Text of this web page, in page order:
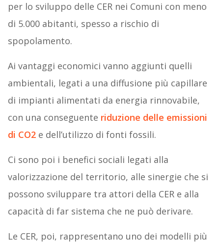
per lo sviluppo delle CER nei Comuni con meno
di 5.000 abitanti, spesso a rischio di
spopolamento.
Ai vantaggi economici vanno aggiunti quelli
ambientali, legati a una diffusione più capillare
di impianti alimentati da energia rinnovabile,
con una conseguente riduzione delle emissioni
di CO2e dell’utilizzo di fonti fossili.
Ci sono poi i benefici sociali legati alla
valorizzazione del territorio, alle sinergie che si
possono sviluppare tra attori della CER e alla
capacità di far sistema che ne può derivare.
Le CER, poi, rappresentano uno dei modelli più